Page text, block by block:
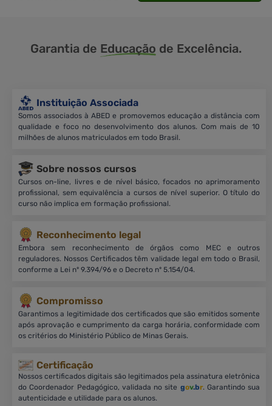
Garantia de Educação de Excelência.
Instituição Associada
Somos associados à ABED e promovemos educação a distância com
qualidade e foco no desenvolvimento dos alunos. Com mais de 10
milhões de alunos matriculados em todo Brasil.
Sobre nossos cursos
Cursos on-line, livres e de nível básico, focados no aprimoramento
profissional, sem equivalência a cursos de nível superior. O título do
curso não implica em formação profissional.
Reconhecimento legal
Embora sem reconhecimento de órgãos como MEC e outros
reguladores. Nossos Certificados têm validade legal em todo o Brasil,
conforme a Lei nº 9.394/96 e o Decreto nº 5.154/04.
Compromisso
Garantimos a legitimidade dos certificados que são emitidos somente
após aprovação e cumprimento da carga horária, conformidade com
os critérios do Ministério Público de Minas Gerais.
Certificação
Nossos certificados digitais são legitimados pela assinatura eletrônica
do Coordenador Pedagógico, validada no site gov.br. Garantindo sua
autenticidade e utilidade para os alunos.